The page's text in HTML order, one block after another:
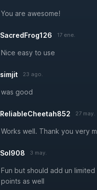
You are awesome!
SacredFrog126 17 ene.
Nice easy to use
simjit 23 ago.
was good
ReliableCheetah852 27 may.
Works well. Thank you very
Sol908 3 may.
Fun but should add un limited
points as well